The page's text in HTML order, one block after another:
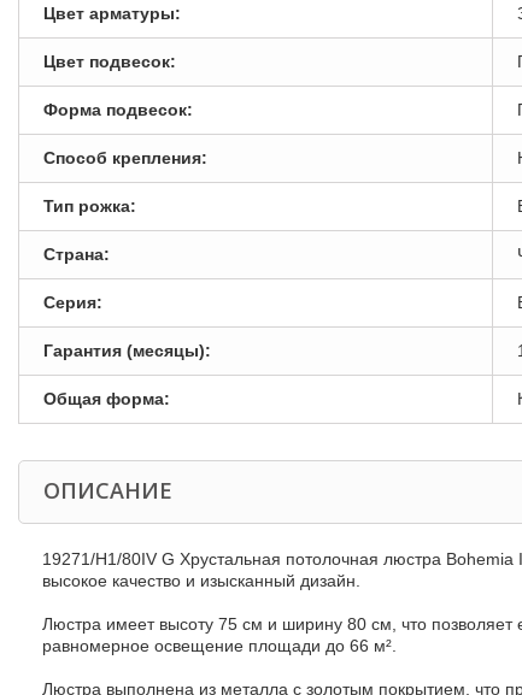
Цвет арматуры:
Цвет подвесок:
Форма подвесок:
Способ крепления:
Тип рожка:
Страна:
Серия:
Гарантия (месяцы):
Общая форма:
ОПИСАНИЕ
19271/H1/80IV G Хрустальная потолочная люстра
высокое качество и изысканный дизайн.
Люстра имеет высоту 75 см и ширину 80 см, что
равномерное освещение площади до 66 м².
Люстра выполнена из металла с золотым покрытием, что